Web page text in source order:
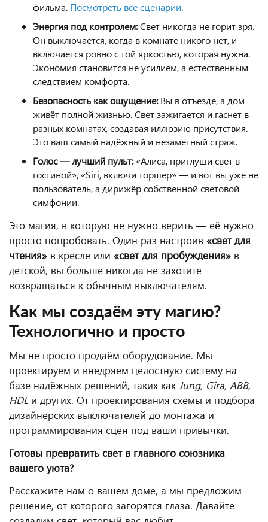
фильма. Посмотреть все сценарии.
Энергия под контролем:Свет никогда не горит зря.
Он выключается, когда в комнате никого нет, и
включается ровно с той яркостью, которая нужна.
Экономия становится не усилием, а естественным
следствием комфорта.
Безопасность как ощущение:Вы в отъезде, а дом
живёт полной жизнью. Свет зажигается и гаснет в
разных комнатах, создавая иллюзию присутствия.
Это ваш самый надёжный и незаметный страж.
Голос — лучший пульт:«Алиса, приглуши свет в
гостиной», «Siri, включи торшер» — и вот вы уже не
пользователь, а дирижёр собственной световой
симфонии.
Это магия, в которую не нужно верить — её нужно
просто попробовать. Один раз настроив «свет для
чтения» в кресле или «свет для пробуждения» в
детской, вы больше никогда не захотите
возвращаться к обычным выключателям.
Как мы создаём эту магию?
Технологично и просто
Мы не просто продаём оборудование. Мы
проектируем и внедряем целостную систему на
базе надёжных решений, таких какJung, Gira, ABB,
HDL и других. От проектирования схемы и подбора
дизайнерских выключателей до монтажа и
программирования сцен под ваши привычки.
Готовы превратить свет в главного союзника
вашего уюта?
Расскажите нам о вашем доме, а мы предложим
решение, от которого загорятся глаза. Давайте